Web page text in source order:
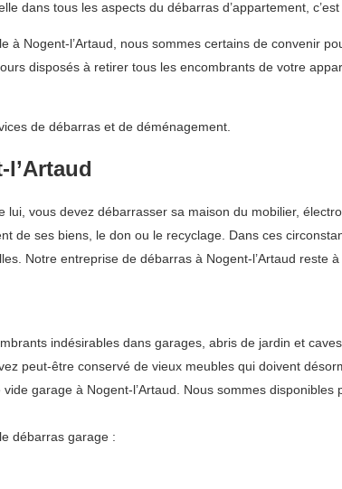
dans tous les aspects du débarras d’appartement,
Nogent-l’Artaud, nous sommes certains de convenir
disposés à retirer tous les encombrants de votre
de débarras et de déménagement.
lui, vous devez débarrasser sa maison du mobilier,
de ses biens, le don ou le recyclage. Dans ces
Notre entreprise de débarras à Nogent-l’Artaud reste
indésirables dans garages, abris de jardin et
peut-être conservé de vieux meubles qui doivent
garage à Nogent-l’Artaud. Nous sommes
débarras garage :